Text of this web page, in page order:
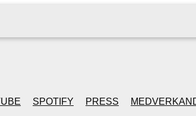
SPOTIFY PRESS